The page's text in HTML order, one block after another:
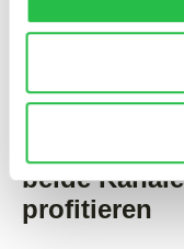
So entsteht ein
SEO voneinander
E-Mail-
beide
profitieren